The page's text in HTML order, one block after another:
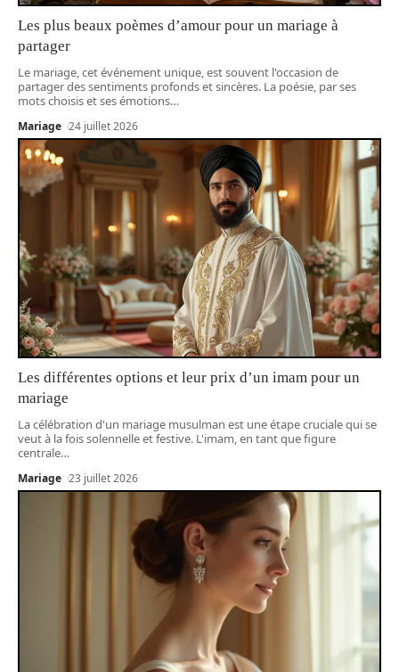
Les plus beaux poèmes d’amour pour un mariage à
partager
Le mariage, cet événement unique, est souvent l'occasion de
partager des sentiments profonds et sincères. La poésie, par ses
mots choisis et ses émotions…
Mariage 24 juillet 2026
Les différentes options et leur prix d’un imam pour un
mariage
La célébration d'un mariage musulman est une étape cruciale qui se
veut à la fois solennelle et festive. L'imam, en tant que figure
centrale…
Mariage 23 juillet 2026